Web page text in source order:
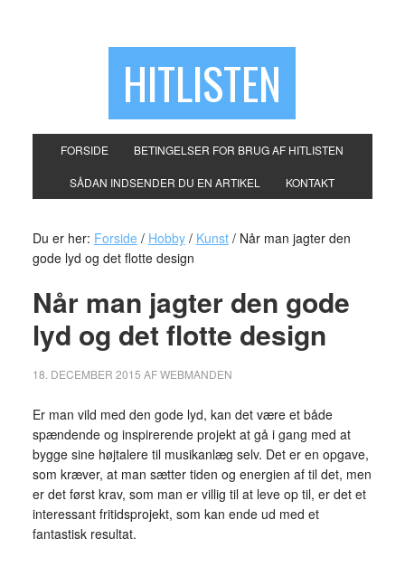
HITLISTEN
FORSIDE BETINGELSER FOR BRUG AF HITLISTEN
SÅDAN INDSENDER DU EN ARTIKEL KONTAKT
Du er her: Forside / Hobby / Kunst /Når man jagter den
gode lyd og det flotte design
Når man jagter den gode
lyd og det flotte design
18. DECEMBER 2015 AFWEBMANDEN
Er man vild med den gode lyd, kan det være et både
spændende og inspirerende projekt at gå i gang med at
bygge sine højtalere til musikanlæg selv. Det er en opgave,
som kræver, at man sætter tiden og energien af til det, men
er det først krav, som man er villig til at leve op til, er det et
interessant fritidsprojekt, som kan ende ud med et
fantastisk resultat.